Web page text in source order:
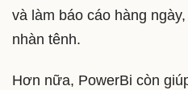
và làm báo cáo hàng
nhàn tênh.
Hơn nữa, PowerBi còn